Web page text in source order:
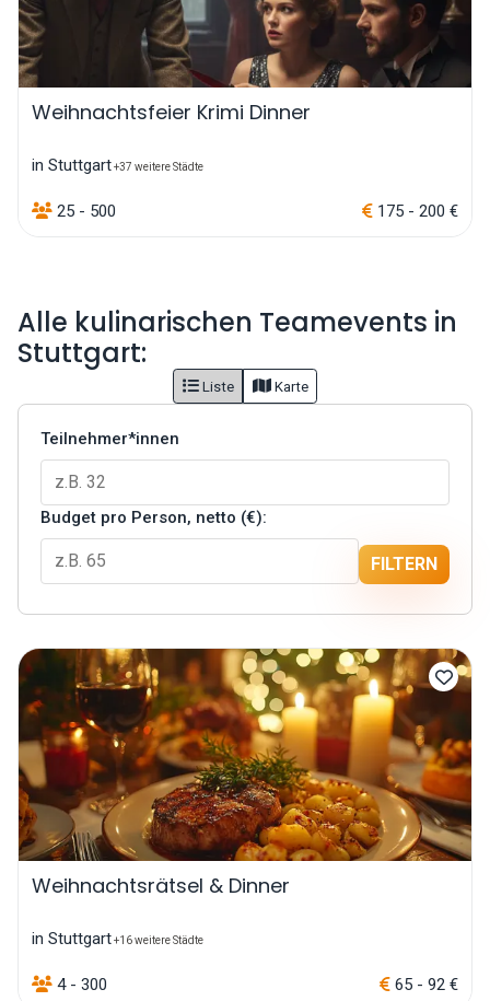
Weihnachtsfeier Krimi Dinner
in Stuttgart+37 weitere Städte
25 - 500 175 - 200 €
Alle kulinarischen Teamevents in
Stuttgart:
Liste Karte
Teilnehmer*innen
Budget pro Person, netto (€):
FILTERN
Weihnachtsrätsel & Dinner
in Stuttgart+16 weitere Städte
4 - 300 65 - 92 €